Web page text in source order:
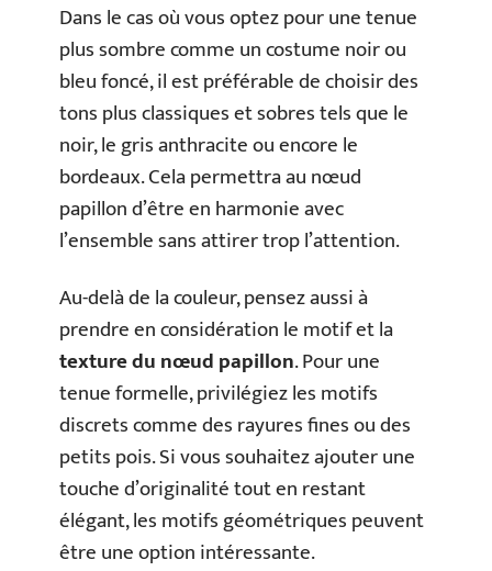
Dans le cas où vous optez pour une tenue
plus sombre comme un costume noir ou
bleu foncé, il est préférable de choisir des
tons plus classiques et sobres tels que le
noir, le gris anthracite ou encore le
bordeaux. Cela permettra au nœud
papillon d’être en harmonie avec
l’ensemble sans attirer trop l’attention.
Au-delà de la couleur, pensez aussi à
prendre en considération le motif et la
texture du nœud papillon. Pour une
tenue formelle, privilégiez les motifs
discrets comme des rayures fines ou des
petits pois. Si vous souhaitez ajouter une
touche d’originalité tout en restant
élégant, les motifs géométriques peuvent
être une option intéressante.